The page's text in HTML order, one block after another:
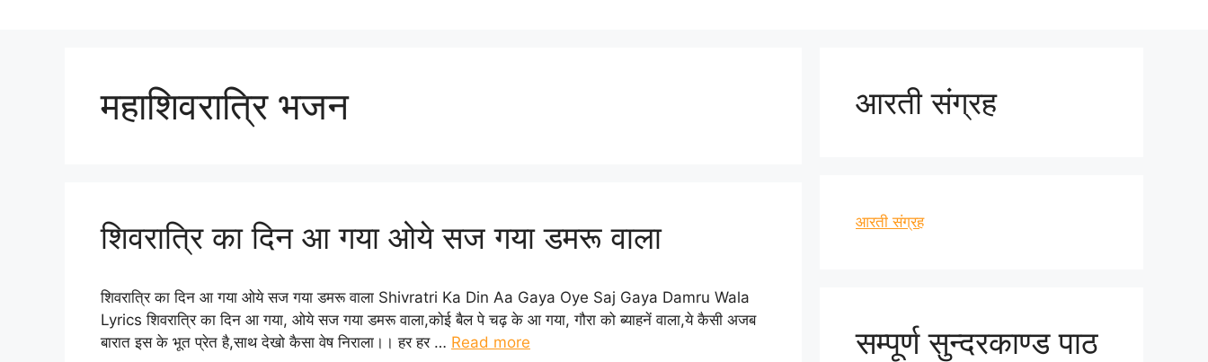
महाशिवरात्रि भजन
शिवरात्रि का दिन आ गया ओये सज गया डमरू वाला
शिवरात्रि का दिन आ गया ओये सज गया डमरू वाला Shivratri Ka Din Aa Gaya Oye Saj Gaya Damru Wala
Lyrics शिवरात्रि का दिन आ गया, ओये सज गया डमरू वाला,कोई बैल पे चढ़ के आ गया, गौरा को ब्याहनें वाला,ये कैसी अजब
बारात इस के भूत प्रेत है,साथ देखो कैसा वेष निराला।। हर हर … Read more
आरती संग्रह
आरती संग्रह
सम्पूर्ण सुन्दरकाण्ड पाठ